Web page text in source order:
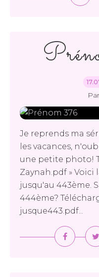
Je reprends ma
les vacances,
une petite photo!
Zaynah.pdf » Voici
jusqu'au 443ème.
444ème?
jusque443.pdf...